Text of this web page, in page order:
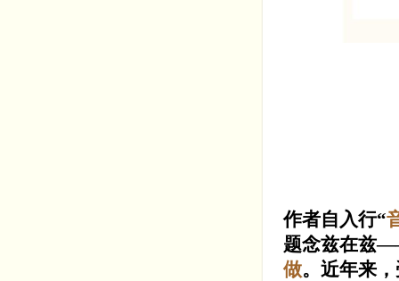
作者自入行“
题念兹在兹
做。近年来